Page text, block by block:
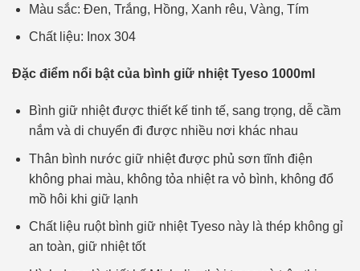
Màu sắc: Đen, Trắng, Hồng, Xanh rêu, Vàng, Tím
Chất liệu: Inox 304
Đặc điểm nổi bật của bình giữ nhiệt Tyeso 1000ml
Bình giữ nhiệt được thiết kế tinh tế, sang trọng, dễ cầm
nắm và di chuyển đi được nhiều nơi khác nhau
Thân bình nước giữ nhiệt được phủ sơn tĩnh điện
không phai màu, không tỏa nhiệt ra vỏ bình, không đổ
mồ hôi khi giữ lạnh
Chất liệu ruột bình giữ nhiệt Tyeso này là thép không gỉ
an toàn, giữ nhiệt tốt